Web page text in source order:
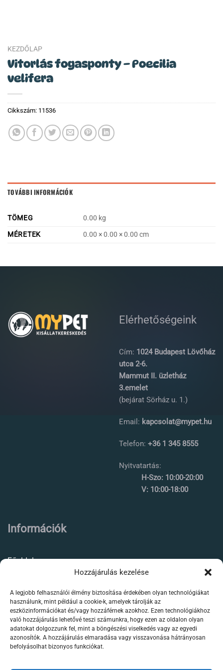
Hozzájárulás kezelése
A legjobb felhasználói élmény biztosítása érdekében olyan technológiákat
használunk, mint például a cookie-k, amelyek tárolják az
eszközinformációkat és/vagy hozzáférnek azokhoz. Ezen technológiákhoz
való hozzájárulás lehetővé teszi számunkra, hogy ezen az oldalon olyan
adatokat dolgozzunk fel, mint a böngészési viselkedés vagy az egyedi
azonosítók. A hozzájárulás elmaradása vagy visszavonása hátrányosan
befolyásolhat bizonyos funkciókat.
KEZDŐLAP
Vitorlás fogasponty – Poecilia
velifera
Cikkszám: 11536
TOVÁBBI INFORMÁCIÓK
TÖMEG
0.00 kg
MÉRETEK
0.00 × 0.00 × 0.00 cm
Elérhetőségeink
Cím: 1024 Budapest Lövőház
utca 2-6.
Mammut II. üzletház
3.emelet
(bejárat Sörház u. 1.)
Email: kapcsolat@mypet.hu
Telefon: +36 1 345 8555
Nyitvatartás:
H-Szo: 10:00-20:00
V: 10:00-18:00
Információk
Főoldal
Élőállat kereskedés
Forgalmazott termékeink
Szaktanácsadás /